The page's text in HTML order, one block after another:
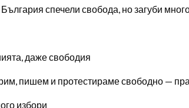
спечели свобода, но загуби
даже свободия
пишем и протестираме свободно —
избори